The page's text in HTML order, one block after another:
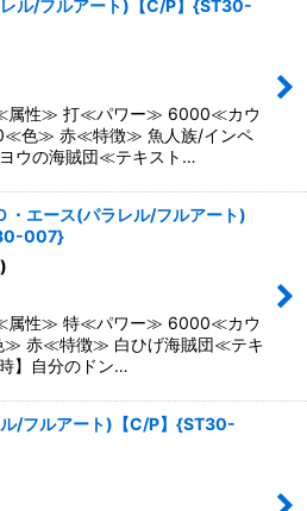
ル/フルアート)【C/P】{ST30-
性≫ 打≪パワー≫ 6000≪カウ
色≫ 赤≪特徴≫ 魚人族/インペ
ウの海賊団≪テキスト…
・エース(パラレル/フルアート)
007}
性≫ 特≪パワー≫ 6000≪カウ
赤≪特徴≫ 白ひげ海賊団≪テキ
】自分のドン…
/フルアート)【C/P】{ST30-